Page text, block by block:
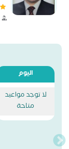
اليوم
لا توجد مواعيد
متاحة